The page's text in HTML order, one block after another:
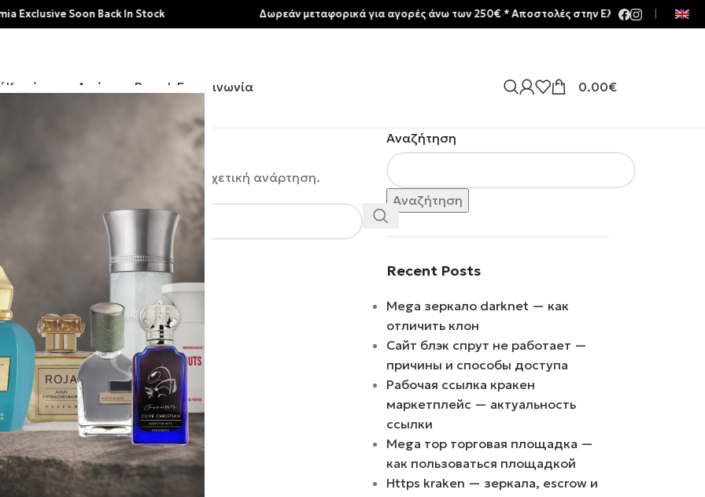
Κατάστημα Αρώματα Brands Επικοινωνία 0.00€
βοηθήσει να βρεθεί μια σχετική ανάρτηση.
Αναζήτηση
Αναζήτηση
Recent Posts
Mega зеркало darknet — как
отличить клон
Сайт блэк спрут не работает —
причины и способы доступа
Рабочая ссылка кракен
маркетплейс — актуальность
ссылки
Mega тор торговая площадка —
как пользоваться площадкой
Https kraken — зеркала, escrow и
Soon Back In Stock Δωρεάν μεταφορικά για αγορές άνω των 250€ * Aποστολές στην Ελλάδα | Meltemia